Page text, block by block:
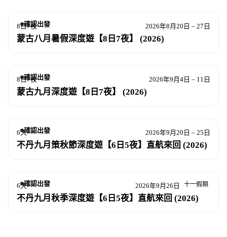
確認出發
8日7夜 2026年8月20日 – 27日
蒙古八月暑假深度遊【8日7夜】 (2026)
確認出發
8日7夜 2026年9月4日 – 11日
蒙古九月深度遊【8日7夜】 (2026)
確認出發
6天 2026年9月20日 – 25日
不丹九月策秋節深度遊【6日5夜】直航來回 (2026)
確認出發 十一假期
6天 2026年9月26日 – 10月1日
不丹九月秋季深度遊【6日5夜】直航來回 (2026)